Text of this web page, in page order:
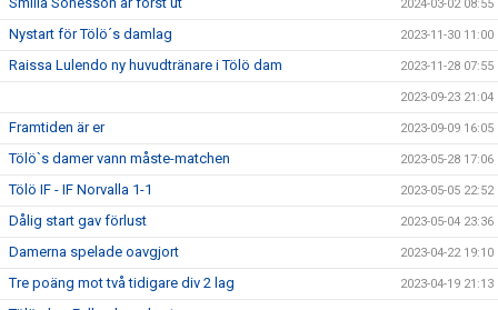
2024-03-02 08:55
Nystart för Tölö´s damlag 2023-11-30 11:00
Raissa Lulendo ny huvudtränare i Tölö dam 2023-11-28 07:55
2023-09-23 21:04
Framtiden är er 2023-09-09 16:05
Tölö`s damer vann måste-matchen 2023-05-28 17:06
Tölö IF - IF Norvalla 1-1 2023-05-05 22:52
Dålig start gav förlust 2023-05-04 23:36
Damerna spelade oavgjort 2023-04-22 19:10
Tre poäng mot två tidigare div 2 lag 2023-04-19 21:13